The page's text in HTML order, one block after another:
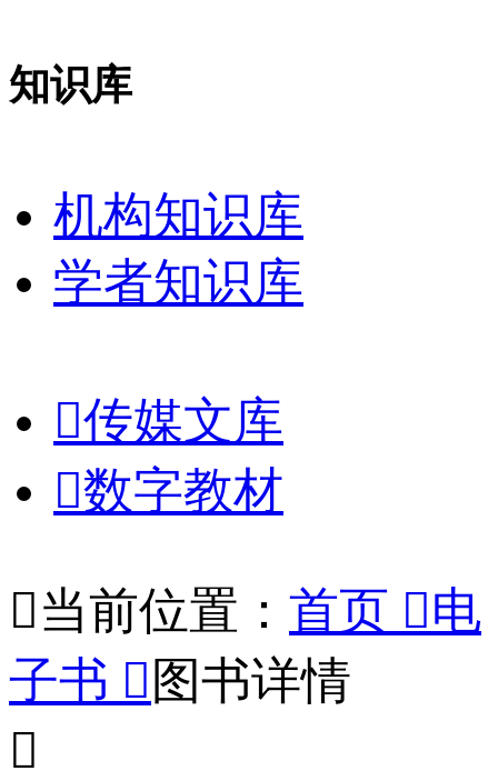
知识库
机构知识库
学者知识库
传媒文库
数字教材
当前位置： 首页 电
子书  图书详情
